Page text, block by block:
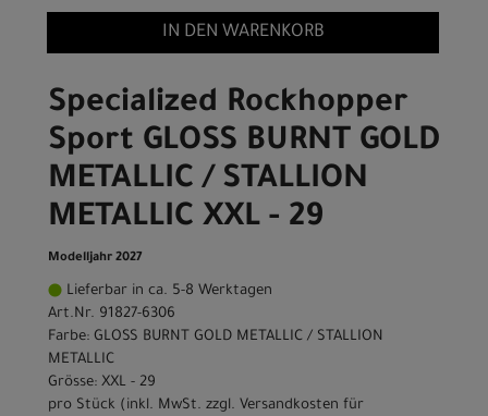
IN DEN WARENKORB
Specialized Rockhopper
Sport GLOSS BURNT GOLD
METALLIC / STALLION
METALLIC XXL - 29
Modelljahr 2027
Lieferbar in ca. 5-8 Werktagen
Art.Nr. 91827-6306
Farbe: GLOSS BURNT GOLD METALLIC / STALLION
METALLIC
Grösse: XXL - 29
pro Stück (inkl. MwSt. zzgl. Versandkosten für